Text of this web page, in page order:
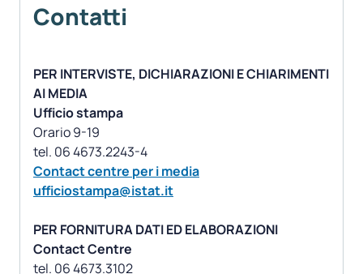
Contatti
PER INTERVISTE, DICHIARAZIONI E CHIARIMENTI
AI MEDIA
Ufficio stampa
Orario 9-19
Contact centre per i media
ufficiostampa@istat.it
PER FORNITURA DATI ED ELABORAZIONI
Contact Centre